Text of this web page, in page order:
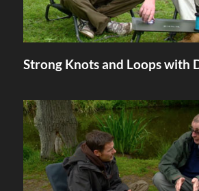
Strong Knots and Loops with